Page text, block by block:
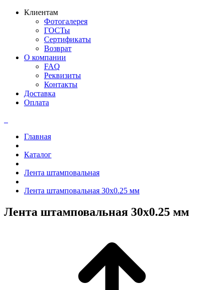
Клиентам
Фотогалерея
ГОСТы
Сертификаты
Возврат
О компании
FAQ
Реквизиты
Контакты
Доставка
Оплата
Главная
Каталог
Лента штамповальная
Лента штамповальная 30x0.25 мм
Лента штамповальная 30x0.25 мм